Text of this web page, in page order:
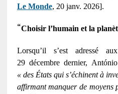
Le Monde, 20 janv. 2026].
“Choisir l’humain et la
Lorsqu’il s’est adressé
29 décembre dernier, António
« des États qui s’échinent à
affirmant manquer de moyens